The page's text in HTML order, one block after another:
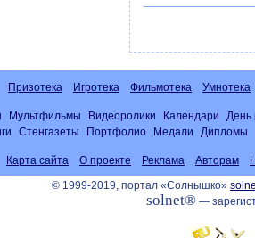
Призотека Игротека Фильмотека Умнотека
Мультфильмы Видеоролики Календари
День
Стенгазеты Портфолио Медали Дипломы
Карта сайта О проекте Реклама Авторам
© 1999-2019, портал «Солнышко»
solnet®—